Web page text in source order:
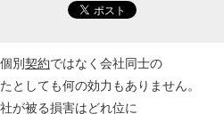
別契約ではなく会社同士の
としても何の効力もありません。
が被る損害はどれ位に